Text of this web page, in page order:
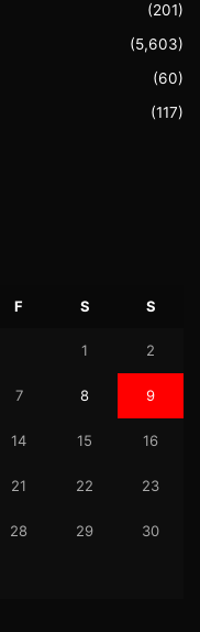
(201)
(5,603)
(60)
(117)
F S S
1 2
7 8 9
14 15 16
21 22 23
28 29 30